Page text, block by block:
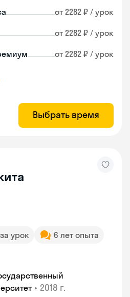
от 2282 ₽ / урок
от 2282 ₽ / урок
от 2282 ₽ / урок
Выбрать время
урок
6 лет опыта
• 2018 г.